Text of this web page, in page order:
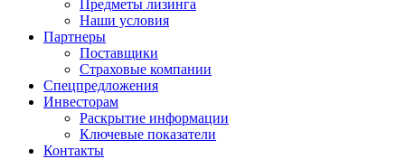
Предметы лизинга
Наши условия
Партнеры
Поставщики
Страховые компании
Спецпредложения
Инвесторам
Раскрытие информации
Ключевые показатели
Контакты